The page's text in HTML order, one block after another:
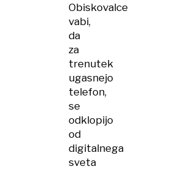
Obiskovalce
vabi,
da
za
trenutek
ugasnejo
telefon,
se
odklopijo
od
digitalnega
sveta